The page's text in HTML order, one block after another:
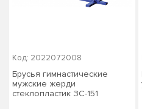
Код: 2022072008
Брусья гимнастические
мужские жерди
стеклопластик ЗС-151